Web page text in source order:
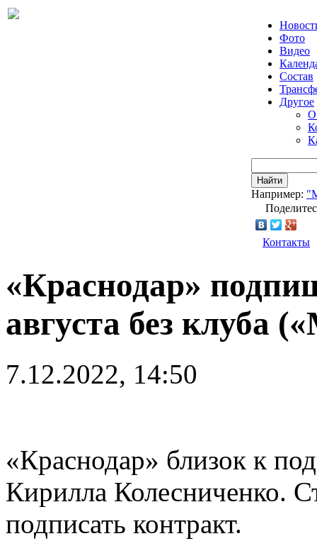
Фото
Видео
Состав
Другое
О
Найти
Например:
Контакты
«Краснодар»
августа без клуба
7.12.2022, 14:50
«Краснодар» близок к
Кирилла Колесниченко.
подписать контракт.